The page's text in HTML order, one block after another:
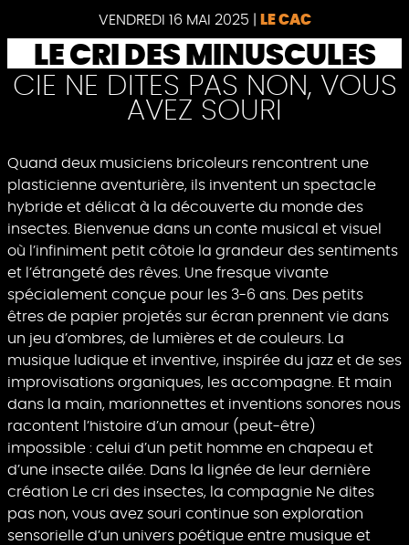
VENDREDI 16 MAI 2025 LE CAC
LE CRI DES MINUSCULES
CIE NE DITES PAS NON, VOUS
AVEZ SOURI
Quand deux musiciens bricoleurs rencontrent une
plasticienne aventurière, ils inventent un spectacle
hybride et délicat à la découverte du monde des
insectes. Bienvenue dans un conte musical et visuel
où l’infiniment petit côtoie la grandeur des sentiments
et l’étrangeté des rêves. Une fresque vivante
spécialement conçue pour les 3-6 ans. Des petits
êtres de papier projetés sur écran prennent vie dans
un jeu d’ombres, de lumières et de couleurs. La
musique ludique et inventive, inspirée du jazz et de ses
improvisations organiques, les accompagne. Et main
dans la main, marionnettes et inventions sonores nous
racontent l’histoire d’un amour (peut-être)
impossible : celui d’un petit homme en chapeau et
d’une insecte ailée. Dans la lignée de leur dernière
création Le cri des insectes, la compagnie Ne dites
pas non, vous avez souri continue son exploration
sensorielle d’un univers poétique entre musique et